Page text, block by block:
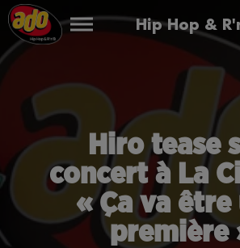
Hip Hop &
Hiro tease
concert à La
« Ça va être
première